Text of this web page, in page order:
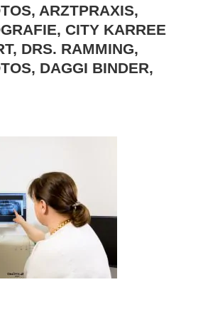
ARZTPRAXIS,
CITY KARREE
DRS. RAMMING,
DAGGI BINDER,